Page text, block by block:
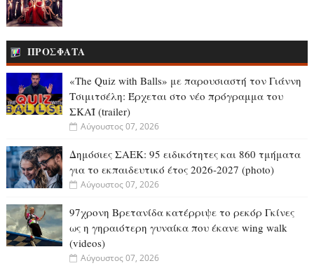
ΠΡΟΣΦΑΤΑ
«The Quiz with Balls» με παρουσιαστή τον Γιάννη
Τσιμιτσέλη: Έρχεται στο νέο πρόγραμμα του
ΣΚΑΪ (trailer)
Αύγουστος 07, 2026
Δημόσιες ΣΑΕΚ: 95 ειδικότητες και 860 τμήματα
για το εκπαιδευτικό έτος 2026-2027 (photo)
Αύγουστος 07, 2026
97χρονη Βρετανίδα κατέρριψε το ρεκόρ Γκίνες
ως η γηραιότερη γυναίκα που έκανε wing walk
(videos)
Αύγουστος 07, 2026